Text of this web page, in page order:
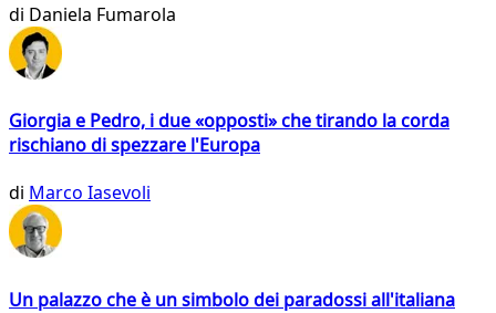
di Daniela Fumarola
Giorgia e Pedro, i due «opposti» che tirando la corda
rischiano di spezzare l'Europa
di Marco Iasevoli
Un palazzo che è un simbolo dei paradossi all'italiana